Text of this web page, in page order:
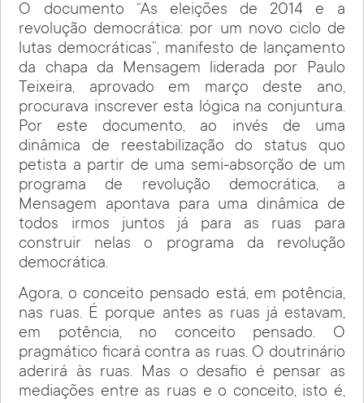
O documento “As eleições de 2014 e a
revolução democrática: por um novo ciclo de
lutas democráticas”, manifesto de lançamento
da chapa da Mensagem liderada por Paulo
Teixeira, aprovado em março deste ano,
procurava inscrever esta lógica na conjuntura.
Por este documento, ao invés de uma
dinâmica de reestabilização do status quo
petista a partir de uma semi-absorção de um
programa de revolução democrática, a
Mensagem apontava para uma dinâmica de
todos irmos juntos já para as ruas para
construir nelas o programa da revolução
democrática.
Agora, o conceito pensado está, em potência,
nas ruas. É porque antes as ruas já estavam,
em potência, no conceito pensado. O
pragmático ficará contra as ruas. O doutrinário
aderirá às ruas. Mas o desafio é pensar as
mediações entre as ruas e o conceito, isto é,